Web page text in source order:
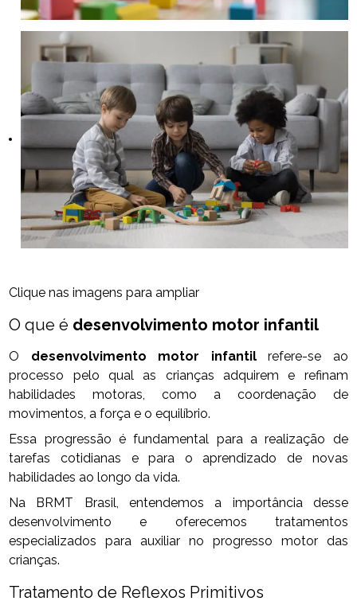
Clique nas imagens para ampliar
O que é desenvolvimento motor infantil
O desenvolvimento motor infantilrefere-se ao
processo pelo qual as crianças adquirem e refinam
habilidades motoras, como a coordenação de
movimentos, a força e o equilíbrio.
Essa progressão é fundamental para a realização de
tarefas cotidianas e para o aprendizado de novas
habilidades ao longo da vida.
Na BRMT Brasil, entendemos a importância desse
desenvolvimento e oferecemos tratamentos
especializados para auxiliar no progresso motor das
crianças.
Tratamento de Reflexos Primitivos